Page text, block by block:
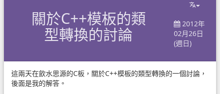
關於C++模板的類
型轉換的討論
2012年
02月26日
(週日)
這兩天在飲水思源的C板，關於C++模板的類型轉換的一個討論，
後面是我的解答。